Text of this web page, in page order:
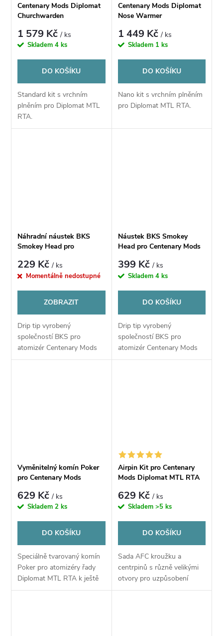
Centenary Mods Diplomat
Churchwarden
1 579 Kč/ ks
Skladem4 ks
DO KOŠÍKU
Standard kit s vrchním
plněním pro Diplomat MTL
RTA.
Centenary Mods Diplomat
Nose Warmer
1 449 Kč/ ks
Skladem 1 ks
DO KOŠÍKU
Nano kit s vrchním plněním
pro Diplomat MTL RTA.
Náhradní náustek BKS
Smokey Head pro
MTL RTA
229 Kč/ ks
Momentálně nedostupné
ZOBRAZIT
Drip tip vyrobený
společností BKS pro
atomizér Centenary Mods
Diplomat MTL RTA.
Náustek BKS Smokey
Head pro Centenary Mods
Mirror Polished
399 Kč/ ks
Skladem 4 ks
DO KOŠÍKU
Drip tip vyrobený
společností BKS pro
atomizér Centenary Mods
Diplomat MTL RTA.
Vyměnitelný komín Poker
pro Centenary Mods
629 Kč/ ks
Skladem2 ks
DO KOŠÍKU
Speciálně tvarovaný komín
Poker pro atomizéry řady
Diplomat MTL RTA k ještě
lepšímu podání chuti
Airpin Kit pro Centenary
Mods Diplomat MTL RTA
629 Kč/ ks
Skladem >5 ks
DO KOŠÍKU
Sada AFC kroužku a
centrpinů s různě velikými
otvory pro uzpůsobení
airflow. Dle výrobce